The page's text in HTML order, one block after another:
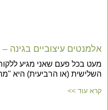
אלמנטים עיצוביים בגינה
מעט בכל פעם שאני מגיע
השלישית (או הרביעית) היא
קרא עוד >>